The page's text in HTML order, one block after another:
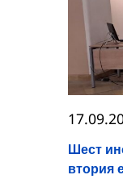
Шест
втория